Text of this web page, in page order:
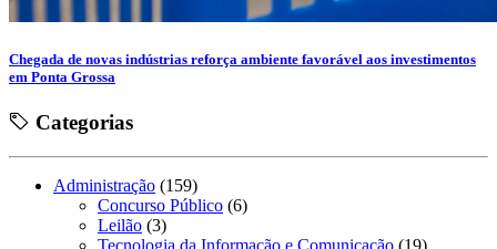
Chegada de novas indústrias reforça ambiente favorável aos investimentos
em Ponta Grossa
Categorias
Administração (159)
Concurso Público (6)
Leilão (3)
Tecnologia da Informação e Comunicação (19)